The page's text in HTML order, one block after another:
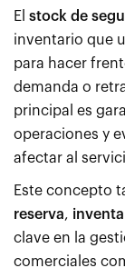
El stock de
inventario que
para hacer
demanda o
principal es
operaciones y
afectar al
Este concepto
reserva,
clave en la
comerciales